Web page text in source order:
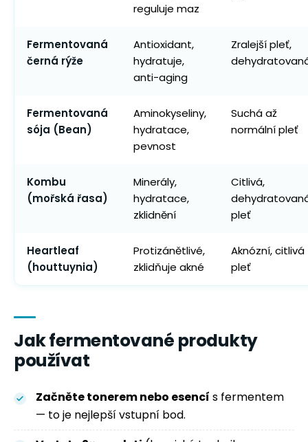
reguluje maz
Fermentovaná
černá rýže
Antioxidant,
hydratuje,
anti-aging
Zralejší pleť,
Fermentovaná
sója (Bean)
Aminokyseliny,
hydratace,
pevnost
Suchá až
normální pleť
Kombu
(mořská řasa)
Minerály,
hydratace,
zklidnění
Citlivá,
pleť
Heartleaf
(houttuynia)
Protizánětlivé,
zklidňuje akné
Aknózní, citlivá
pleť
Jak fermentované produkty
používat
Začněte tonerem nebo esencí s fermentem
— to je nejlepší vstupní bod.